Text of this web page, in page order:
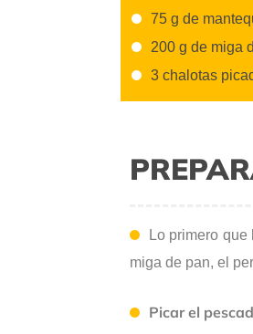
75 g
200 g
3
Lo primero que
miga de pan, el
Picar el